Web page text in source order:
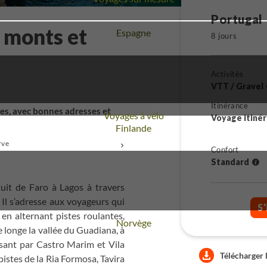
Voyage
Espagne
Voyage
Finlande
Voyage
Norvège
Voyages à vélo
et
avec bonnes adresses et
de Faro à Lagos à travers
s’adresse aux voyageurs qui
alternant pistes roulantes,
la vallée du Guadiana, à
par Castro Marim et Vila
de la Ria Formosa, Tavira
Portugal
8 jours
Activités
VTT / Gravel
Itinérance
Voyage
Confort
Standard
Télécharger